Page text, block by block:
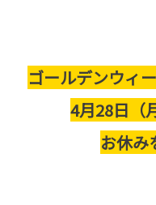
ゴールデンウィ
4月28日（
お休み